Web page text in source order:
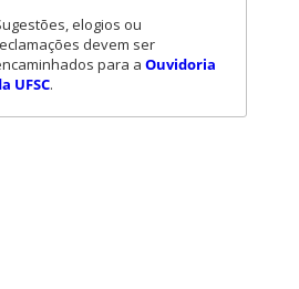
elogios ou
devem ser
para a Ouvidoria
UFSC.